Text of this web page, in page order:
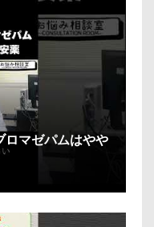
ロマゼパムはやや